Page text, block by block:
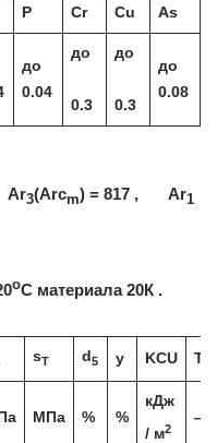
P Cr Cu As
до
0.04
до
0.3
до
0.3
до
0.08
Ar3(Arcm) = 817 , Ar1
oС материала 20К .
sT d 5 y KCU
МПа % %
кДж
/ м2
—